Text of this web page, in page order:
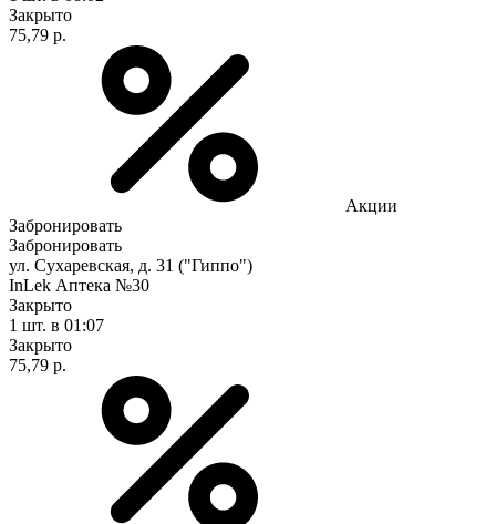
Закрыто
75,79 р.
Акции
Забронировать
Забронировать
ул. Сухаревская, д. 31 ("Гиппо")
InLek Аптека №30
Закрыто
1 шт. в 01:07
Закрыто
75,79 р.